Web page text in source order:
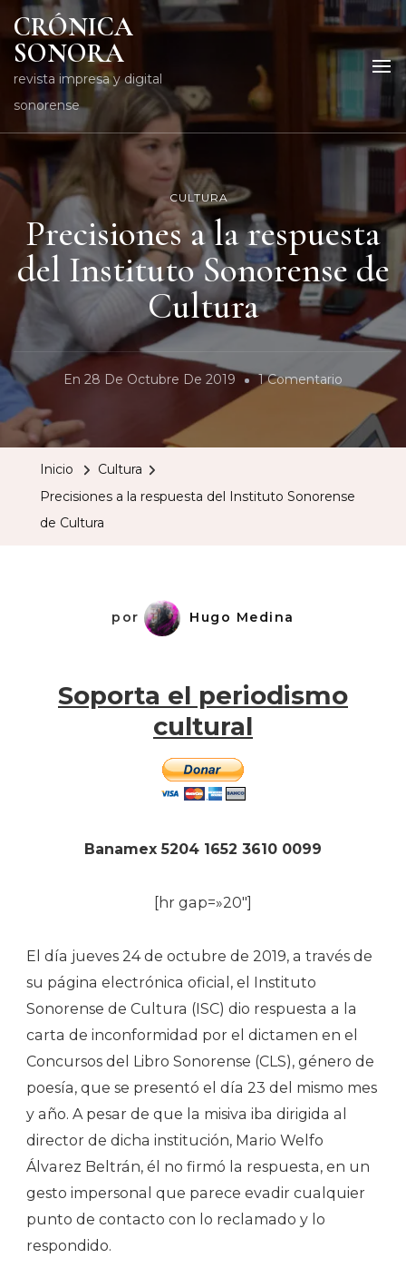
CRÓNICA
SONORA
revista impresa y digital
sonorense
CULTURA
Precisiones a la respuesta
del Instituto Sonorense de
Cultura
En 28 De Octubre De 2019 1 Comentario
A
Inicio
Cultura
Precisiones a la respuesta del Instituto Sonorense
de Cultura
por Hugo Medina
Soporta el periodismo
cultural
Banamex 5204 1652 3610 0099
[hr gap=»20″]
El día jueves 24 de octubre de 2019, a través de
su página electrónica oficial, el Instituto
Sonorense de Cultura (ISC) dio respuesta a la
carta de inconformidad por el dictamen en el
Concursos del Libro Sonorense (CLS), género de
poesía, que se presentó el día 23 del mismo mes
y año. A pesar de que la misiva iba dirigida al
director de dicha institución, Mario Welfo
Álvarez Beltrán, él no firmó la respuesta, en un
gesto impersonal que parece evadir cualquier
punto de contacto con lo reclamado y lo
respondido.